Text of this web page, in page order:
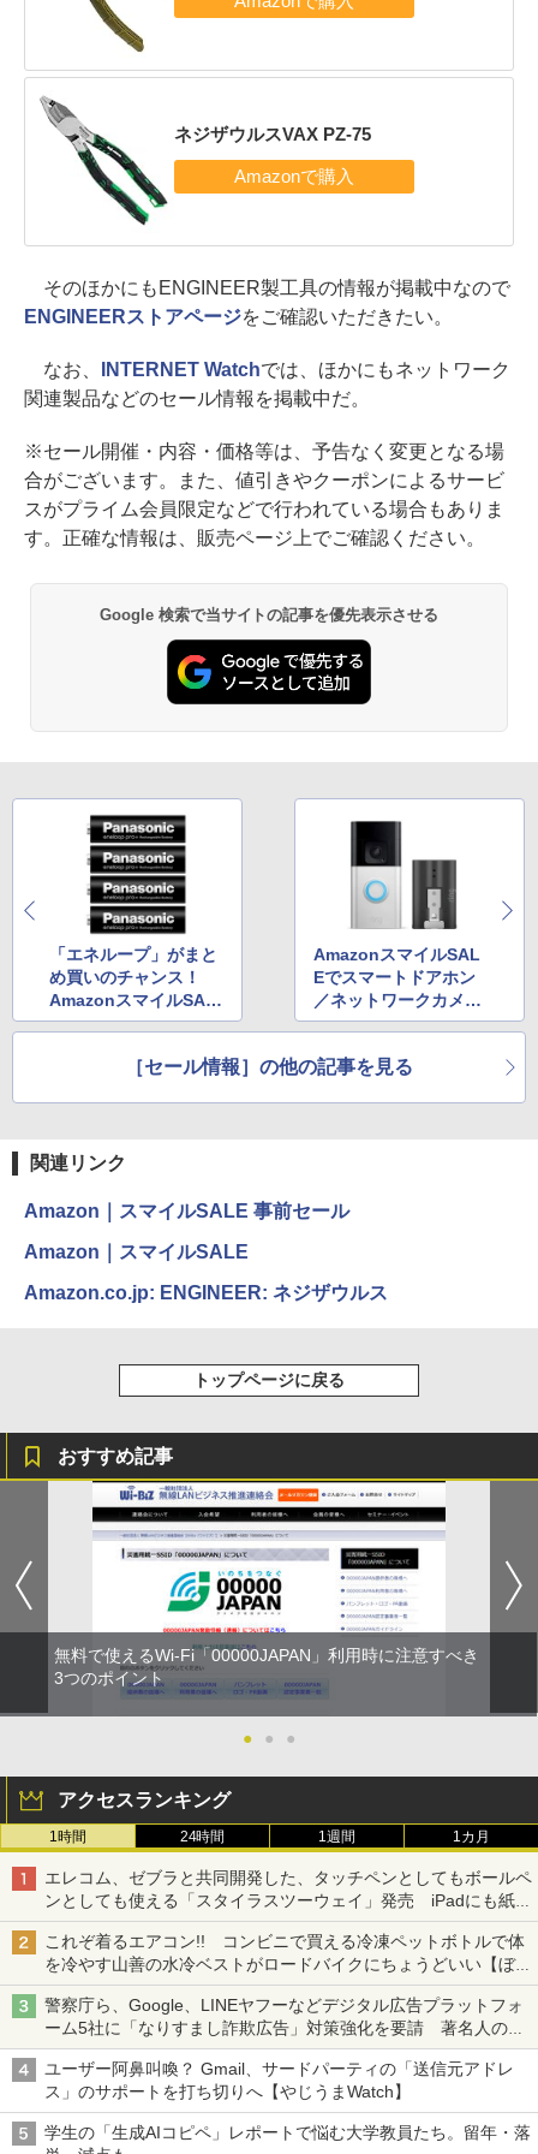
ネジザウルスVAX PZ-75
そのほかにもENGINEER製工具の情報が掲載中なので
ENGINEERストアページをご確認いただきたい。
なお、 INTERNET Watchでは、ほかにもネットワーク
関連製品などのセール情報を掲載中だ。
※セール開催・内容・価格等は、予告なく変更となる場
合がございます。また、値引きやクーポンによるサービ
スがプライム会員限定などで行われている場合もありま
す。正確な情報は、販売ページ上でご確認ください。
Google 検索で当サイトの記事を優先表示させる
「エネループ」がまと
め買いのチャンス！
AmazonスマイルSAL
E
AmazonスマイルSAL
Eでスマートドアホン
／ネットワークカメラ
「Ring」シリーズがお
［セール情報］の他の記事を見る
関連リンク
Amazon｜スマイルSALE 事前セール
Amazon｜スマイルSALE
Amazon.co.jp: ENGINEER: ネジザウルス
トップページに戻る
おすすめ記事
無料で使えるWi-Fi「00000JAPAN」利用時に注意すべき
3つのポイント
● ● ●
アクセスランキング
1時間 24時間 1週間 1カ月
エレコム、ゼブラと共同開発した、タッチペンとしてもボールペ
ンとしても使える「スタイラスツーウェイ」発売 iPadにも紙に
も、持ち替えずに書き込める
これぞ着るエアコン!! コンビニで買える冷凍ペットボトルで体
を冷やす山善の水冷ベストがロードバイクにちょうどいい【ぼっ
ち・ざ・ろーど！その14】【空いた時間でなにしてる？】
警察庁ら、Google、LINEヤフーなどデジタル広告プラットフォ
ーム5社に「なりすまし詐欺広告」対策強化を要請 著名人の写
真や映像を使った投資詐欺などへの対策として
ユーザー阿鼻叫喚？ Gmail、サードパーティの「送信元アドレ
ス」のサポートを打ち切りへ【やじうまWatch】
学生の「生成AIコピペ」レポートで悩む大学教員たち。留年・落